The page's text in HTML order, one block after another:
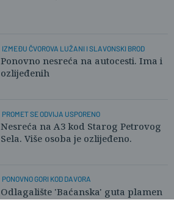
IZMEĐU ČVOROVA LUŽANI I SLAVONSKI BROD
Ponovno nesreća na autocesti. Ima i
ozlijeđenih
PROMET SE ODVIJA USPORENO
Nesreća na A3 kod Starog Petrovog
Sela. Više osoba je ozlijeđeno.
PONOVNO GORI KOD DAVORA
Odlagalište 'Baćanska' guta plamen